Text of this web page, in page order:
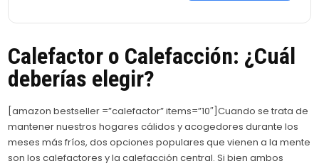
Calefactor o Calefacción: ¿Cuál
deberías elegir?
[amazon bestseller =”calefactor” items=”10″]Cuando se trata de
mantener nuestros hogares cálidos y acogedores durante los
meses más fríos, dos opciones populares que vienen a la mente
son los calefactores y la calefacción central. Si bien ambos